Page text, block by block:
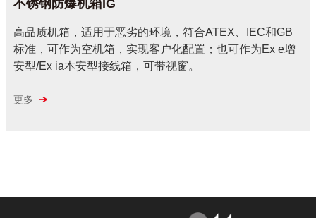
不锈钢防爆机箱IG
高品质机箱，适用于恶劣的环境，符合ATEX、IEC和GB
标准，可作为空机箱，实现客户化配置；也可作为Ex e增
安型/Ex ia本安型接线箱，可带视窗。
更多